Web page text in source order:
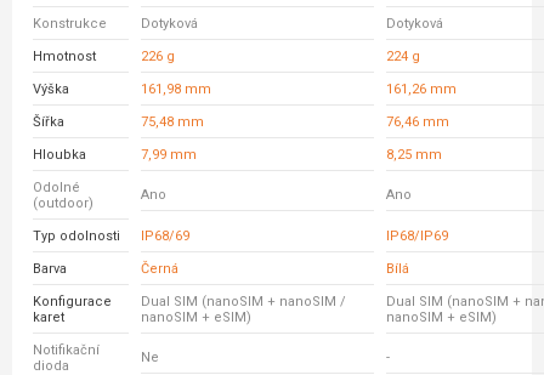
Konstrukce Dotyková Dotyková
Hmotnost 226 g 224 g
Výška 161,98 mm 161,26 mm
Šířka 75,48 mm 76,46 mm
Hloubka 7,99 mm 8,25 mm
Odolné
(outdoor)
Ano Ano
Typ odolnosti IP68/69 IP68/IP69
Barva Černá Bílá
Konfigurace
karet
Dual SIM (nanoSIM + nanoSIM /
nanoSIM + eSIM)
Dual SIM (nanoSIM +
nanoSIM + eSIM)
Notifikační
dioda
Ne -